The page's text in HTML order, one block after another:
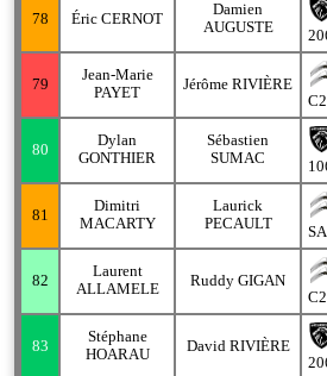
78 Éric CERNOT
Damien
AUGUSTE
79
Jean-Marie
PAYET
Jérôme RIVIÈRE
C2
80
Dylan
GONTHIER
Sébastien
SUMAC
81
Dimitri
MACARTY
Laurick
PECAULT
82
Laurent
ALLAMELE
Ruddy GIGAN
C2
83
Stéphane
HOARAU
David RIVIÈRE